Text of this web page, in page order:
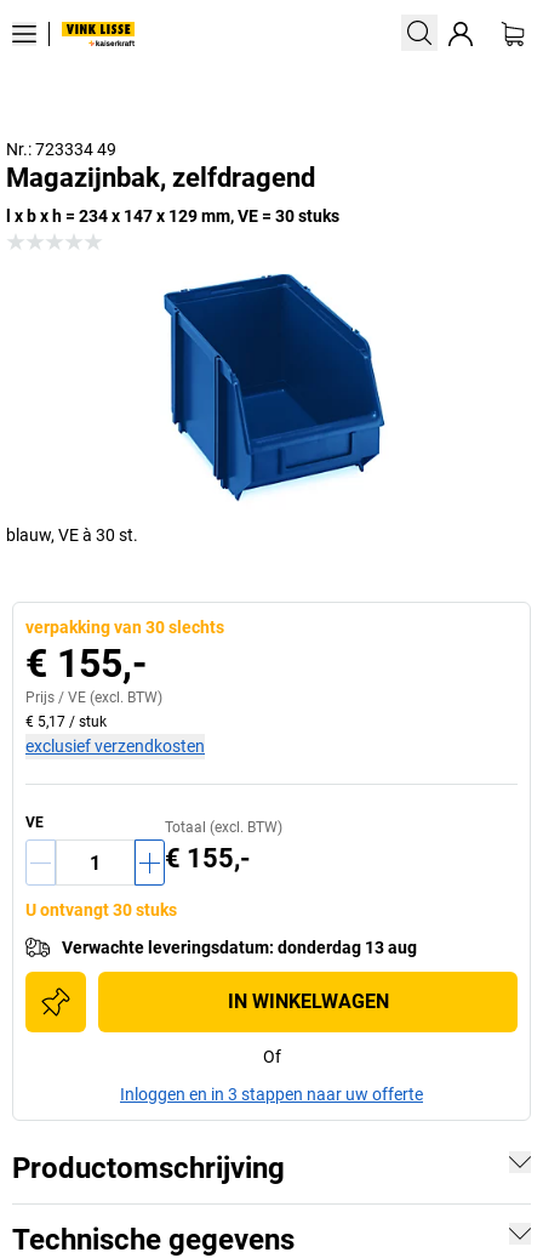
Nr.: 723334 49
Magazijnbak, zelfdragend
l x b x h = 234 x 147 x 129 mm, VE = 30 stuks
blauw, VE à 30 st.
verpakking van 30 slechts
€ 155,-
Prijs / VE (excl. BTW)
€ 5,17 / stuk
exclusief verzendkosten
VE Totaal (excl. BTW)
€ 155,-
U ontvangt 30 stuks
Verwachte leveringsdatum: donderdag 13 aug
IN WINKELWAGEN
Of
Inloggen en in 3 stappen naar uw offerte
Productomschrijving
Technische gegevens